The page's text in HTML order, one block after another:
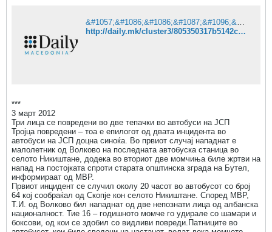
&#1057;&#1086;&#1086;&#1087;&#1096;&#1090;&#1077;&#1085;&#1080;&#1077; &#1086;&#1076; daily.mk
http://daily.mk/cluster3/805350317b5142c7ccea2ea72b1d395f/popladnevo-pretepano-15-godishno-momche-vo-skopje
***
3 март 2012
Три лица се повредени во две тепачки во автобуси на ЈСП
Тројца повредени – тоа е епилогот од двата инцидента во
автобуси на ЈСП доцна синоќа. Во првиот случај нападнат е
малолетник од Волково на последната автобуска станица во
селото Никиштане, додека во вториот две момчиња биле жртви на
напад на постојката спроти старата општинска зграда на Бутел,
информираат од МВР.
Првиот инцидент се случил околу 20 часот во автобусот со број
64 кој сообраќал од Скопје кон селото Никиштане. Според МВР,
Т.И. од Волково бил нападнат од две непознати лица од албанска
националност. Тие 16 – годишното момче го удирале со шамари и
боксови, од кои се здобил со видливи повреди.Патниците во